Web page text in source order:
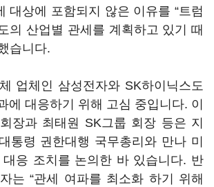
대상에 포함되지 않은 이유를 “트럼
의 산업별 관세를 계획하고 있기 때
습니다.
업체인 삼성전자와 SK하이닉스도
에 대응하기 위해 고심 중입니다. 이
장과 최태원 SK그룹 회장 등은 지
통령 권한대행 국무총리와 만나 미
응 조치를 논의한 바 있습니다. 반
는 “관세 여파를 최소화 하기 위해